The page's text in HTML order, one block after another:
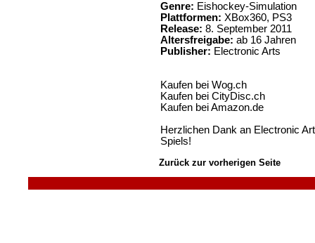
Genre: Eishockey-Simulation
Plattformen: XBox360, PS3
Release: 8. September 2011
Altersfreigabe: ab 16 Jahren
Publisher: Electronic Arts
Kaufen bei Wog.ch
Kaufen bei CityDisc.ch
Kaufen beiAmazon.de
Herzlichen Dank an Electronic
Spiels!
Zurück zur vorherigen Seite